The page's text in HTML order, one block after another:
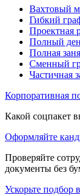
Вахтовый
Гибкий
Проектная
Полный
Полная
Сменный
Частичная
Корпоративная
Какой соцпакет
Оформляйте
Проверяйте
документы без
Ускорьте подбор